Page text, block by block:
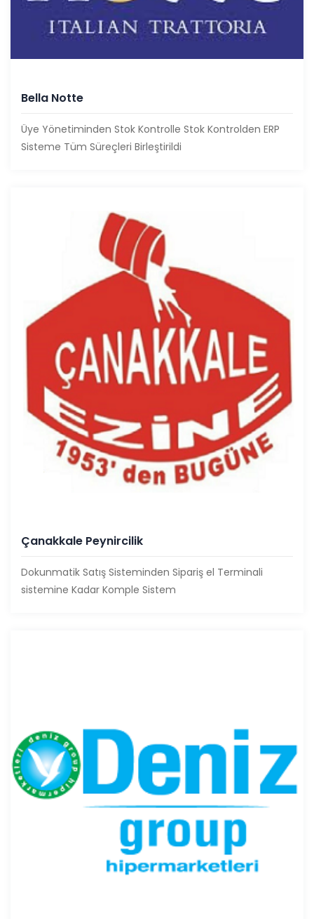
Bella Notte
Üye Yönetiminden Stok Kontrolle Stok Kontrolden ERP
Sisteme Tüm Süreçleri Birleştirildi
Çanakkale Peynircilik
Dokunmatik Satış Sisteminden Sipariş el Terminali
sistemine Kadar Komple Sistem